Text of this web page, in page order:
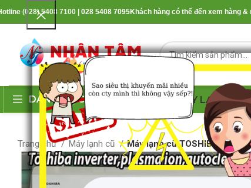
(028) 5408 7100 | 028 5408 7095Khách hàng có thể đến xem hàng
DANH MỤC SẢN PHẨM MÁY LẠNH
Trang chủ Máy lạnh cũ Máy lạnh cũ TOSHIBA 2HP